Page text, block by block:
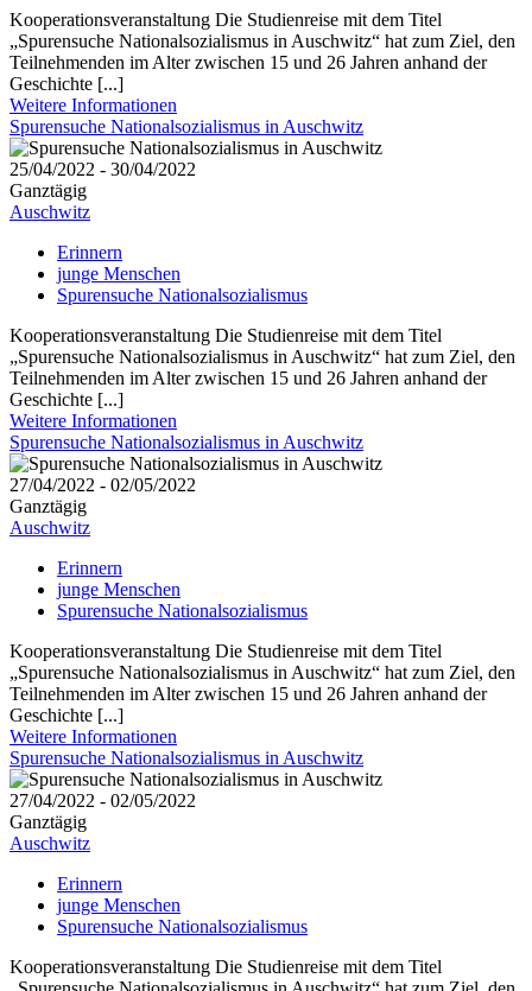
Kooperationsveranstaltung Die Studienreise mit dem Titel
„Spurensuche Nationalsozialismus in Auschwitz“ hat zum Ziel, den
Teilnehmenden im Alter zwischen 15 und 26 Jahren anhand der
Geschichte [...]
Weitere Informationen
Spurensuche Nationalsozialismus in Auschwitz
25/04/2022 - 30/04/2022
Ganztägig
Auschwitz
Erinnern
junge Menschen
Spurensuche Nationalsozialismus
Kooperationsveranstaltung Die Studienreise mit dem Titel
„Spurensuche Nationalsozialismus in Auschwitz“ hat zum Ziel, den
Teilnehmenden im Alter zwischen 15 und 26 Jahren anhand der
Geschichte [...]
Weitere Informationen
Spurensuche Nationalsozialismus in Auschwitz
27/04/2022 - 02/05/2022
Ganztägig
Auschwitz
Erinnern
junge Menschen
Spurensuche Nationalsozialismus
Kooperationsveranstaltung Die Studienreise mit dem Titel
„Spurensuche Nationalsozialismus in Auschwitz“ hat zum Ziel, den
Teilnehmenden im Alter zwischen 15 und 26 Jahren anhand der
Geschichte [...]
Weitere Informationen
Spurensuche Nationalsozialismus in Auschwitz
27/04/2022 - 02/05/2022
Ganztägig
Auschwitz
Erinnern
junge Menschen
Spurensuche Nationalsozialismus
Kooperationsveranstaltung Die Studienreise mit dem Titel